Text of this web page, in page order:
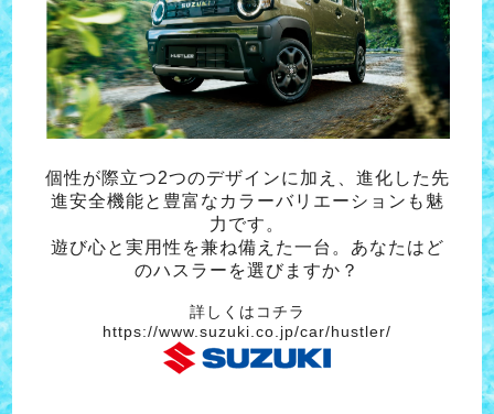
個性が際立つ2つのデザインに加え、進化した先
進安全機能と豊富なカラーバリエーションも魅
力です。
遊び心と実用性を兼ね備えた一台。あなたはど
のハスラーを選びますか？
詳しくはコチラ
https://www.suzuki.co.jp/car/hustler/